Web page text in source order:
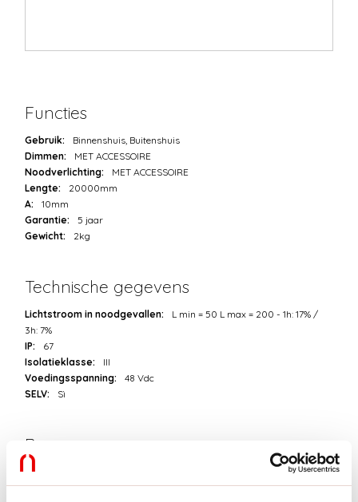
Functies
Gebruik:
Binnenshuis, Buitenshuis
Dimmen:
MET ACCESSOIRE
Noodverlichting:
MET ACCESSOIRE
Lengte:
20000mm
A:
10mm
Garantie:
5 jaar
Gewicht:
2kg
Technische gegevens
Lichtstroom in noodgevallen:
L min = 50 L max = 200 - 1h: 17% /
3h: 7%
IP:
67
Isolatieklasse:
III
Voedingsspanning:
48 Vdc
SELV:
Sì
Bron
Lichtbron:
Vermogen lichtbron:
11W/m